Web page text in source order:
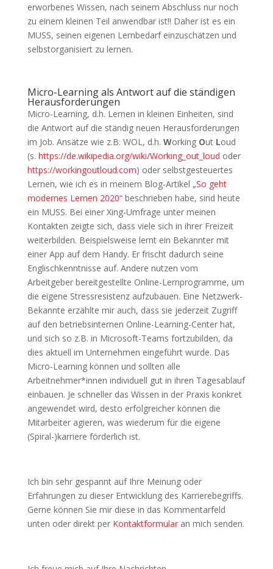
erworbenes Wissen, nach seinem Abschluss nur noch
zu einem kleinen Teil anwendbar ist!! Daher ist es ein
MUSS, seinen eigenen Lernbedarf einzuschätzen und
selbstorganisiert zu lernen.
Micro-Learning als Antwort auf die ständigen
Herausforderungen
Micro-Learning, d.h. Lernen in kleinen Einheiten, sind
die Antwort auf die ständig neuen Herausforderungen
im Job. Ansätze wie z.B. WOL, d.h. Working Out Loud
(s. https://de.wikipedia.org/wiki/Working_out_loud oder
https://workingoutloud.com) oder selbstgesteuertes
Lernen, wie ich es in meinem Blog-Artikel „So geht
modernes Lernen 2020“beschrieben habe, sind heute
ein MUSS. Bei einer Xing-Umfrage unter meinen
Kontakten zeigte sich, dass viele sich in ihrer Freizeit
weiterbilden. Beispielsweise lernt ein Bekannter mit
einer App auf dem Handy. Er frischt dadurch seine
Englischkenntnisse auf. Andere nutzen vom
Arbeitgeber bereitgestellte Online-Lernprogramme, um
die eigene Stressresistenz aufzubauen. Eine Netzwerk-
Bekannte erzählte mir auch, dass sie jederzeit Zugriff
auf den betriebsinternen Online-Learning-Center hat,
und sich so z.B. in Microsoft-Teams fortzubilden, da
dies aktuell im Unternehmen eingeführt wurde. Das
Micro-Learning können und sollten alle
Arbeitnehmer*innen individuell gut in ihren Tagesablauf
einbauen. Je schneller das Wissen in der Praxis konkret
angewendet wird, desto erfolgreicher können die
Mitarbeiter agieren, was wiederum für die eigene
(Spiral-)karriere förderlich ist.
Ich bin sehr gespannt auf Ihre Meinung oder
Erfahrungen zu dieser Entwicklung des Karrierebegriffs.
Gerne können Sie mir diese in das Kommentarfeld
unten oder direkt per Kontaktformularan mich senden.